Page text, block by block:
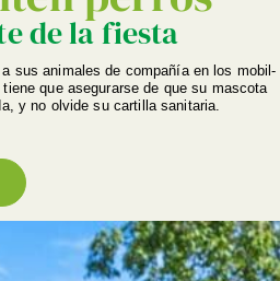
de la fiesta
sus animales de compañía en los mobil-
que asegurarse de que su mascota
y no olvide su cartilla sanitaria.